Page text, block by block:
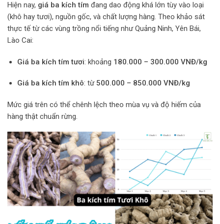
Hiện nay, giá ba kích tím đang dao động khá lớn tùy vào loại
(khô hay tươi), nguồn gốc, và chất lượng hàng. Theo khảo sát
thực tế từ các vùng trồng nổi tiếng như Quảng Ninh, Yên Bái,
Lào Cai:
Giá ba kích tím tươi: khoảng 180.000 – 300.000 VNĐ/kg
Giá ba kích tím khô: từ 500.000 – 850.000 VNĐ/kg
Mức giá trên có thể chênh lệch theo mùa vụ và độ hiếm của
hàng thật chuẩn rừng.